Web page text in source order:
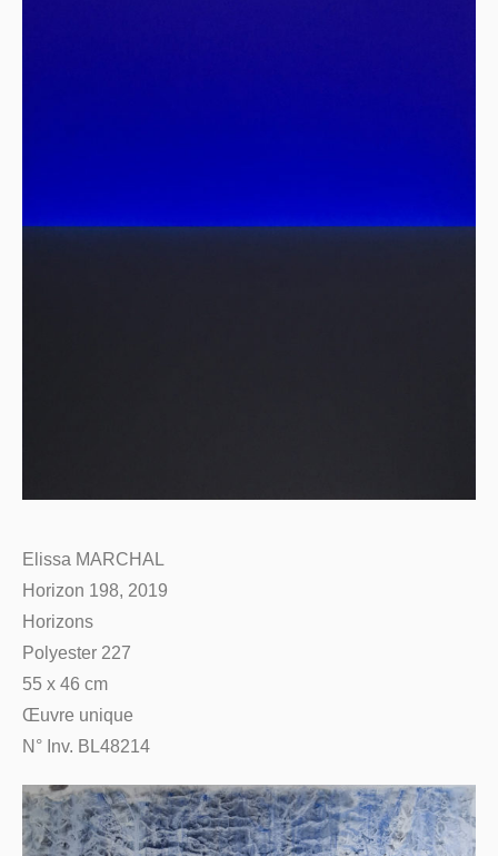
Elissa MARCHAL
Horizon 198, 2019
Horizons
Polyester 227
55 x 46 cm
Œuvre unique
N° Inv. BL48214